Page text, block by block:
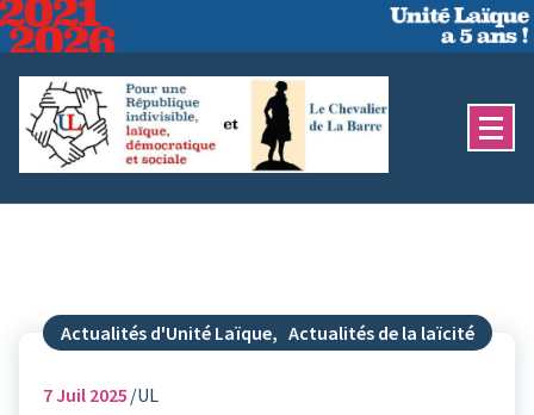
Aller
au
contenu
Actualités d'Unité Laïque, Actualités de la laïcité
7Juil 2025 UL